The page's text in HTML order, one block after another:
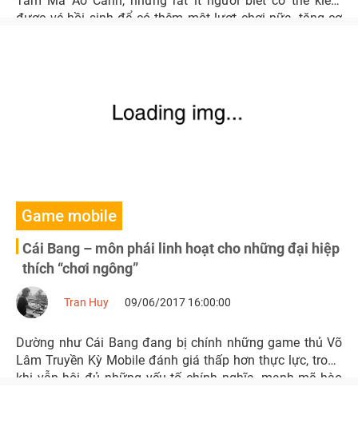
được vé hồi sinh để có thêm một lượt chơi nữa, tăng cơ
Game mobile
Cái Bang – môn phái linh hoạt cho những đại hiệp
thích “chơi ngông”
Tran Huy 09/06/2017 16:00:00
Dường như Cái Bang đang bị chính những game thủ Võ
Lâm Truyền Kỳ Mobile đánh giá thấp hơn thực lực, trong
khi vẫn hội đủ những yếu tố chính nghĩa, mạnh mẽ hào